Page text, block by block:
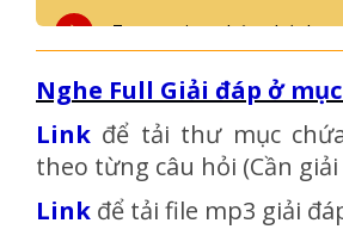
Nghe Full Giải đáp ở
Link để tải thư mục
theo từng câu hỏi (Cần
Link để tải file mp3 giải